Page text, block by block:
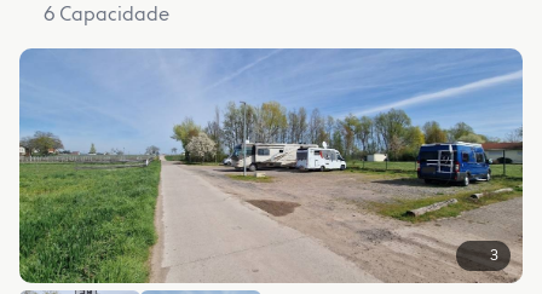
6 Capacidade
3